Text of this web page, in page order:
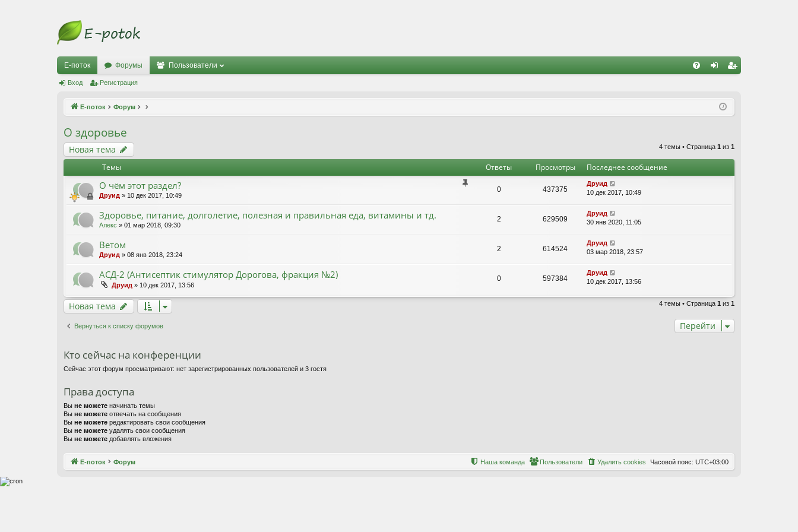
Е-поток Форумы Пользователи
ис
Вход Регистрация
Е-поток Форум
О здоровье
Новая тема 4 темы • Страница 1 из 1
Темы Ответы Просмотры Последнее сообщение
О чём этот раздел?
Друид » 10 дек 2017, 10:49
0 437375
Друид
10 дек 2017, 10:49
Здоровье, питание, долголетие, полезная и правильная еда, витамины и тд.
Алекс » 01 мар 2018, 09:30
2 629509
Друид
30 янв 2020, 11:05
Ветом
Друид » 08 янв 2018, 23:24
2 614524
Друид
03 мар 2018, 23:57
АСД-2 (Антисептик стимулятор Дорогова, фракция №2)
Друид » 10 дек 2017, 13:56
0 597384
Друид
10 дек 2017, 13:56
Новая тема 4 темы • Страница 1 из 1
Вернуться к списку форумов Перейти
Кто сейчас на конференции
Сейчас этот форум просматривают: нет зарегистрированных пользователей и 3 гостя
Права доступа
Вы не можете начинать темы
Вы не можете отвечать на сообщения
Вы не можете редактировать свои сообщения
Вы не можете удалять свои сообщения
Вы не можете добавлять вложения
Е-поток Форум Часовой пояс: UTC+03:00
Удалить cookies
Пользователи
Наша команда